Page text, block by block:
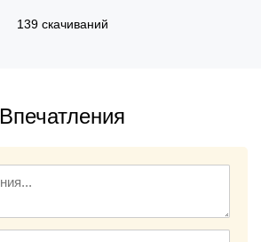
139 скачиваний
Впечатления